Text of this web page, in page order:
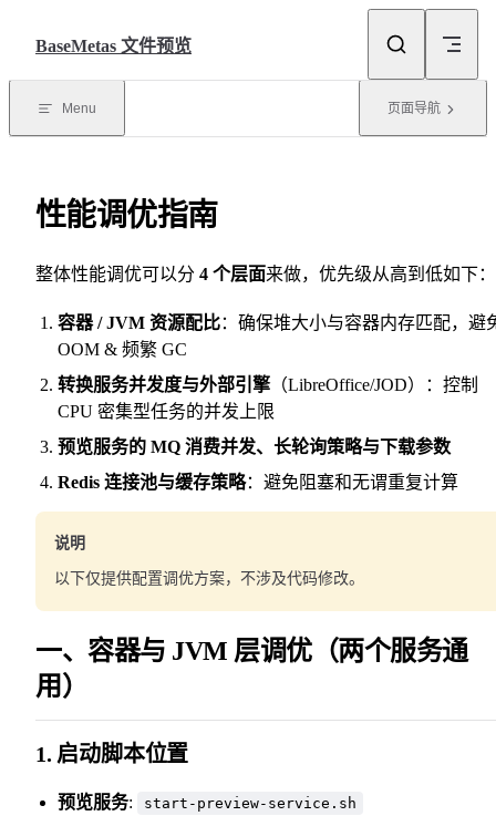
BaseMetas 文件预览
Menu 页面导航
性能调优指南
整体性能调优可以分 4 个层面来做，优先级从高到低如下：
容器 / JVM 资源配比：确保堆大小与容器内存匹配，避
OOM & 频繁 GC
转换服务并发度与外部引擎（LibreOffice/JOD）：控制
CPU 密集型任务的并发上限
预览服务的 MQ 消费并发、长轮询策略与下载参数
Redis 连接池与缓存策略：避免阻塞和无谓重复计算
说明
以下仅提供配置调优方案，不涉及代码修改。
一、容器与 JVM 层调优（两个服务通
用）
1. 启动脚本位置
预览服务: start-preview-service.sh